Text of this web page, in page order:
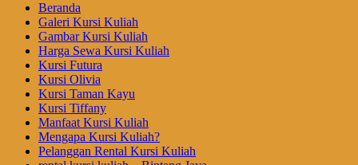
Beranda
Galeri Kursi Kuliah
Gambar Kursi Kuliah
Harga Sewa Kursi Kuliah
Kursi Futura
Kursi Olivia
Kursi Taman Kayu
Kursi Tiffany
Manfaat Kursi Kuliah
Mengapa Kursi Kuliah?
Pelanggan Rental Kursi Kuliah